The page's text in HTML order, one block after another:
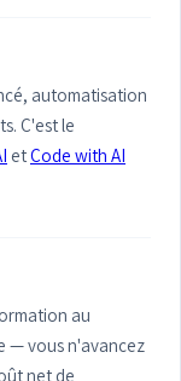
automatisation
C'est le
etCode with AI
au
— vous n'avancez
net de